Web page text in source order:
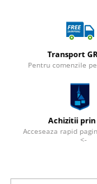
Transport
Pentru comenzile
Achizitii prin
Acceseaza rapid
<-